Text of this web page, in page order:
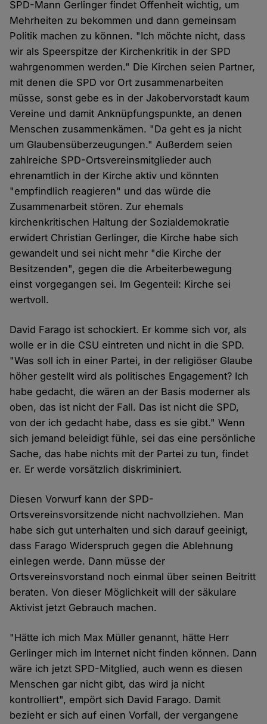
SPD-Mann Gerlinger findet Offenheit wichtig, um
Mehrheiten zu bekommen und dann gemeinsam
Politik machen zu können. "Ich möchte nicht, dass
wir als Speerspitze der Kirchenkritik in der SPD
wahrgenommen werden." Die Kirchen seien Partner,
mit denen die SPD vor Ort zusammenarbeiten
müsse, sonst gebe es in der Jakobervorstadt kaum
Vereine und damit Anknüpfungspunkte, an denen
Menschen zusammenkämen. "Da geht es ja nicht
um Glaubensüberzeugungen." Außerdem seien
zahlreiche SPD-Ortsvereinsmitglieder auch
ehrenamtlich in der Kirche aktiv und könnten
"empfindlich reagieren" und das würde die
Zusammenarbeit stören. Zur ehemals
kirchenkritischen Haltung der Sozialdemokratie
erwidert Christian Gerlinger, die Kirche habe sich
gewandelt und sei nicht mehr "die Kirche der
Besitzenden", gegen die die Arbeiterbewegung
einst vorgegangen sei. Im Gegenteil: Kirche sei
wertvoll.
David Farago ist schockiert. Er komme sich vor, als
wolle er in die CSU eintreten und nicht in die SPD.
"Was soll ich in einer Partei, in der religiöser Glaube
höher gestellt wird als politisches Engagement? Ich
habe gedacht, die wären an der Basis moderner als
oben, das ist nicht der Fall. Das ist nicht die SPD,
von der ich gedacht habe, dass es sie gibt." Wenn
sich jemand beleidigt fühle, sei das eine persönliche
Sache, das habe nichts mit der Partei zu tun, findet
er. Er werde vorsätzlich diskriminiert.
Diesen Vorwurf kann der SPD-
Ortsvereinsvorsitzende nicht nachvollziehen. Man
habe sich gut unterhalten und sich darauf geeinigt,
dass Farago Widerspruch gegen die Ablehnung
einlegen werde. Dann müsse der
Ortsvereinsvorstand noch einmal über seinen Beitritt
beraten. Von dieser Möglichkeit will der säkulare
Aktivist jetzt Gebrauch machen.
"Hätte ich mich Max Müller genannt, hätte Herr
Gerlinger mich im Internet nicht finden können. Dann
wäre ich jetzt SPD-Mitglied, auch wenn es diesen
Menschen gar nicht gibt, das wird ja nicht
kontrolliert", empört sich David Farago. Damit
bezieht er sich auf einen Vorfall, der vergangene